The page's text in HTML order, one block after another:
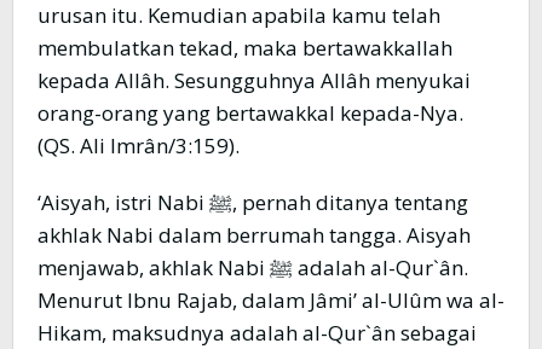
urusan itu. Kemudian apabila kamu telah
membulatkan tekad, maka bertawakkallah
kepada Allâh. Sesungguhnya Allâh menyukai
orang-orang yang bertawakkal kepada-Nya.
(QS. Ali Imrân/3:159).
‘Aisyah, istri Nabi ﷺ, pernah ditanya tentang
akhlak Nabi dalam berrumah tangga. Aisyah
menjawab, akhlak Nabi ﷺ adalah al-Qur`ân.
Menurut Ibnu Rajab, dalam Jâmi’ al-Ulûm wa al-
Hikam, maksudnya adalah al-Qur`ân sebagai